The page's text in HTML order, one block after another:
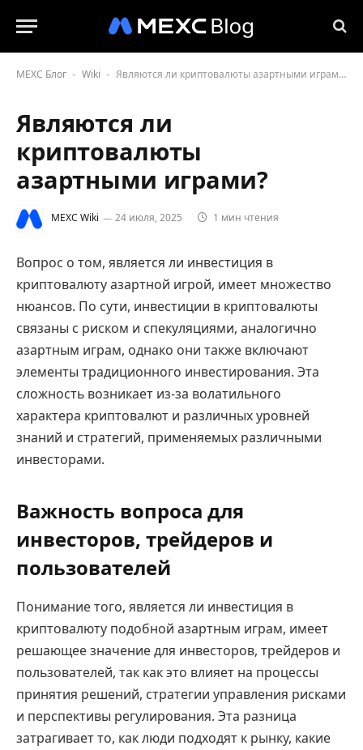
MEXC Блог - Wiki - Являются ли криптовалюты азартными играми?
Являются ли
криптовалюты
азартными играми?
MEXC Wiki 24 июля, 2025 1 мин чтения
Вопрос о том, является ли инвестиция в
криптовалюту азартной игрой, имеет множество
нюансов. По сути, инвестиции в криптовалюты
связаны с риском и спекуляциями, аналогично
азартным играм, однако они также включают
элементы традиционного инвестирования. Эта
сложность возникает из-за волатильного
характера криптовалют и различных уровней
знаний и стратегий, применяемых различными
инвесторами.
Важность вопроса для
инвесторов, трейдеров и
пользователей
Понимание того, является ли инвестиция в
криптовалюту подобной азартным играм, имеет
решающее значение для инвесторов, трейдеров и
пользователей, так как это влияет на процессы
принятия решений, стратегии управления рисками
и перспективы регулирования. Эта разница
затрагивает то, как люди подходят к рынку, какие